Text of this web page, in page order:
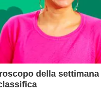
della settimana